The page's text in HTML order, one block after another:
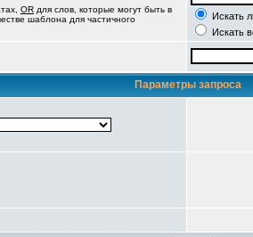
OR для слов, которые могут быть в
шаблона для частичного
Искать
Искать
Параметры запроса